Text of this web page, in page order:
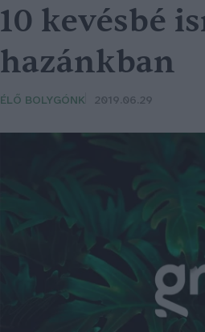
10 kevésbé
hazánkban
ÉLŐ BOLYGÓNK 2019.06.29